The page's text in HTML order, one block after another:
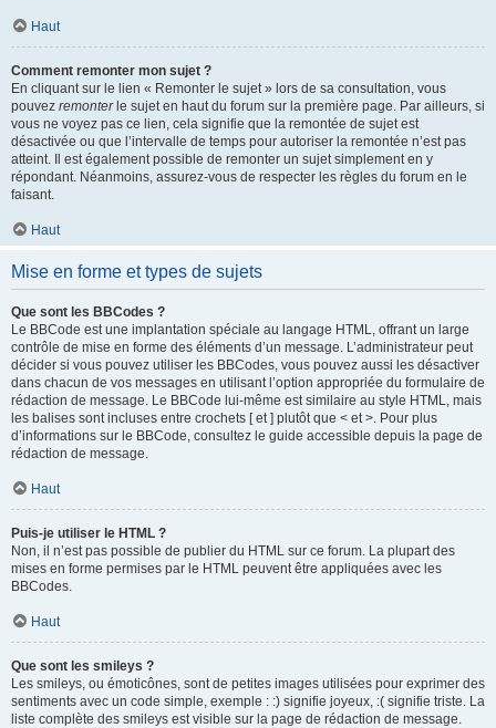
Haut
Comment remonter mon sujet ?
En cliquant sur le lien « Remonter le sujet » lors de sa consultation, vous
pouvez remonterle sujet en haut du forum sur la première page. Par ailleurs, si
vous ne voyez pas ce lien, cela signifie que la remontée de sujet est
désactivée ou que l’intervalle de temps pour autoriser la remontée n’est pas
atteint. Il est également possible de remonter un sujet simplement en y
répondant. Néanmoins, assurez-vous de respecter les règles du forum en le
faisant.
Haut
Mise en forme et types de sujets
Que sont les BBCodes ?
Le BBCode est une implantation spéciale au langage HTML, offrant un large
contrôle de mise en forme des éléments d’un message. L’administrateur peut
décider si vous pouvez utiliser les BBCodes, vous pouvez aussi les désactiver
dans chacun de vos messages en utilisant l’option appropriée du formulaire de
rédaction de message. Le BBCode lui-même est similaire au style HTML, mais
les balises sont incluses entre crochets [ et ] plutôt que < et >. Pour plus
d’informations sur le BBCode, consultez le guide accessible depuis la page de
rédaction de message.
Haut
Puis-je utiliser le HTML ?
Non, il n’est pas possible de publier du HTML sur ce forum. La plupart des
mises en forme permises par le HTML peuvent être appliquées avec les
BBCodes.
Haut
Que sont les smileys ?
Les smileys, ou émoticônes, sont de petites images utilisées pour exprimer des
sentiments avec un code simple, exemple : :) signifie joyeux, :( signifie triste. La
liste complète des smileys est visible sur la page de rédaction de message.